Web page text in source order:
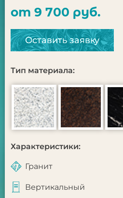
от 9 700 руб.
Оставить заявку
Тип материала:
Характеристики:
Гранит
Вертикальный